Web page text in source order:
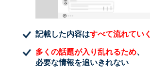
記載した内容はすべて流れていく
多くの話題が入り乱れるため、
必要な情報を追いきれない